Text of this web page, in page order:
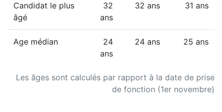
Les âges sont calculés par rapport à la date de prise
de fonction (1er novembre)
Candidat le plus
âgé
32
ans
32 ans 31 ans
Age médian
24
ans
24 ans 25 ans